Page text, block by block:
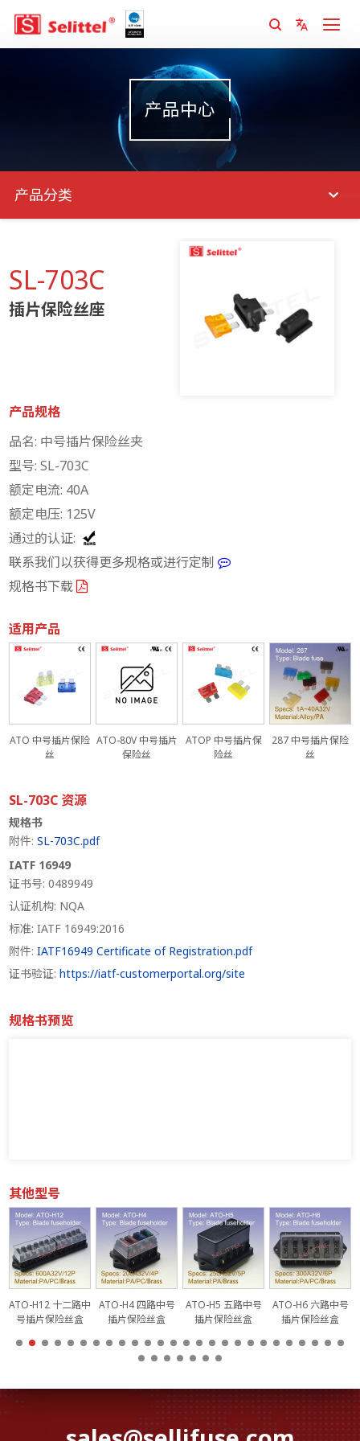
产品中心
产品分类
SL-703C
插片保险丝座
产品规格
品名: 中号插片保险丝夹
型号: SL-703C
额定电流: 40A
额定电压: 125V
通过的认证:
联系我们以获得更多规格或进行定制
规格书下载
适用产品
ATO 中号插片保险
丝
ATO-80V 中号插片
保险丝
ATOP 中号插片保
险丝
287 中号插片保险
丝
SL-703C 资源
规格书
附件:SL-703C.pdf
IATF 16949
证书号: 0489949
认证机构: NQA
标准: IATF 16949:2016
附件:IATF16949 Certificate of Registration.pdf
证书验证:https://iatf-customerportal.org/site
规格书预览
其他型号
ATO-H12 十二路中
号插片保险丝盒
ATO-H4 四路中号
插片保险丝盒
ATO-H5 五路中号
插片保险丝盒
ATO-H6 六路中号
插片保险丝盒